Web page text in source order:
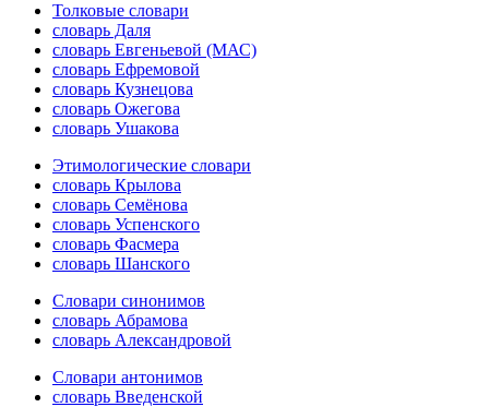
Толковые словари
словарь Даля
словарь Евгеньевой (МАС)
словарь Ефремовой
словарь Кузнецова
словарь Ожегова
словарь Ушакова
Этимологические словари
словарь Крылова
словарь Семёнова
словарь Успенского
словарь Фасмера
словарь Шанского
Словари синонимов
словарь Абрамова
словарь Александровой
Словари антонимов
словарь Введенской